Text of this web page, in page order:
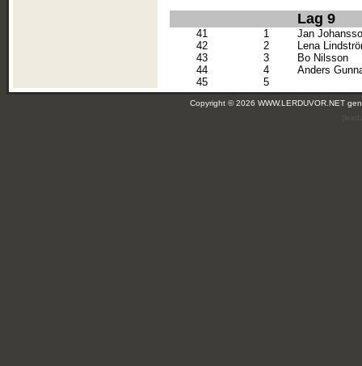
Lag 9
41 1
Jan
42
2
Lena
43
3
Bo Nilsson
44
4
Anders
45
5
Copyright © 2026 WWW.LERDUVOR.NET